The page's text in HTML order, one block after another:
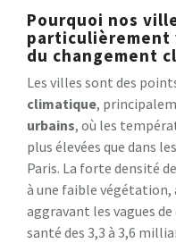
Pourquoi nos
particulièrement
du changement
Les villes sont des
climatique,
urbains, où les
plus élevées que dans
Paris. La forte densité
à une faible
aggravant les vagues
santé des 3,3 à 3,6